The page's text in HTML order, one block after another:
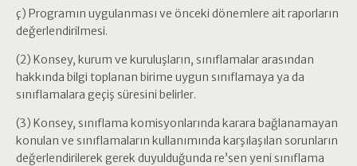
ç) Programın uygulanması ve önceki dönemlere ait raporların
değerlendirilmesi.
(2) Konsey, kurum ve kuruluşların, sınıflamalar arasından
hakkında bilgi toplanan birime uygun sınıflamaya ya da
sınıflamalara geçiş süresini belirler.
(3) Konsey, sınıflama komisyonlarında karara bağlanamayan
konulan ve sınıflamaların kullanımında karşılaşılan sorunların
değerlendirilerek gerek duyulduğunda re’sen yeni sınıflama